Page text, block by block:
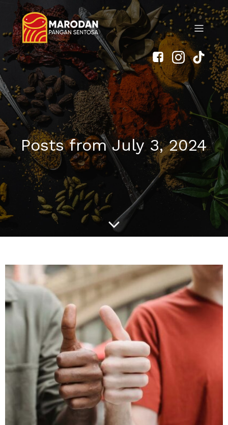
Posts from July 3, 2024